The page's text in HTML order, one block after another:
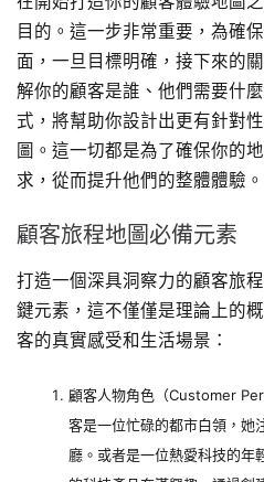
目的。這一步非常重要，為確
面，一旦目標明確，接下來的
解你的顧客是誰、他們需要什
式，將幫助你設計出更有針對
圖。這一切都是為了確保你的
求，從而提升他們的整體體驗。
顧客旅程地圖必備元素
打造一個深具洞察力的顧客旅
鍵元素，這不僅僅是理論上的
客的真實感受和生活場景：
顧客人物角色（Customer
客是一位忙碌的都市白領，她
廳。或者是一位熱愛科技的年